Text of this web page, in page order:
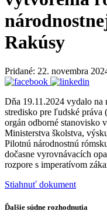
Rakúsy
Pridané: 22. novembra
Dňa 19.11.2024 vydalo na
stredisko pre ľudské
orgán odborné stanovisko
Ministerstva školstva,
Pilotnú národnostnú
dočasne vyrovnávacích
rozpore s imperatívom
Stiahnuť dokument
Ďalšie súdne rozhodnutia